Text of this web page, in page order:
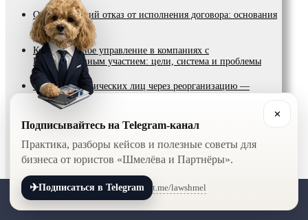
Односторонний отказ от исполнения договора: основания
и последствия
Корпоративное управление в компаниях с
Государственным участием: цели, система и проблемы
Слияние юридических лиц через реорганизацию —
порядок и процедура
Признание должника банкротом в арбитражном суде:
заявление, процедура, нюансы
Добросовестность в арбитражном споре: принципы,
последствия нарушения и способы защиты
Можно ли освободить от пени при нарушении срока
✕
Подписывайтесь на Telegram-канал
Практика, разборы кейсов и полезные советы для
бизнеса от юристов «Шмелёва и Партнёры».
✈Подписаться в Telegram t.me/lawshmel
+7 (800) 201-56-52 +7 (8452) 30-90-56